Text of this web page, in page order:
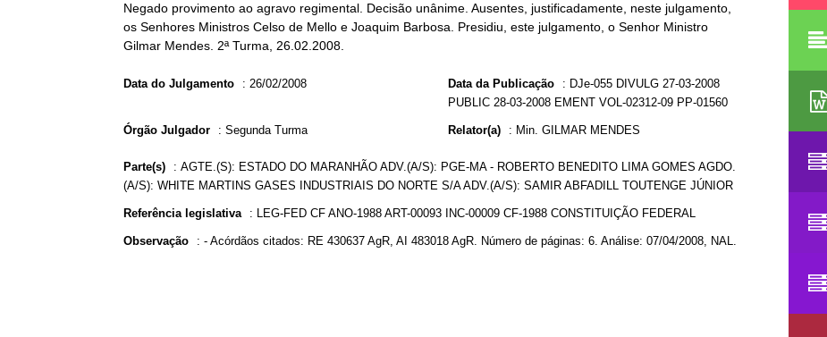
Negado provimento ao agravo regimental. Decisão unânime. Ausentes, justificadamente, neste julgamento,
os Senhores Ministros Celso de Mello e Joaquim Barbosa. Presidiu, este julgamento, o Senhor Ministro
Gilmar Mendes. 2ª Turma, 26.02.2008.
Data do Julgamento : 26/02/2008 Data da Publicação : DJe-055 DIVULG 27-03-2008
PUBLIC 28-03-2008 EMENT VOL-02312-09 PP-01560
Órgão Julgador : Segunda Turma Relator(a) : Min. GILMAR MENDES
Parte(s) : AGTE.(S): ESTADO DO MARANHÃO ADV.(A/S): PGE-MA - ROBERTO BENEDITO LIMA GOMES AGDO.
(A/S): WHITE MARTINS GASES INDUSTRIAIS DO NORTE S/A ADV.(A/S): SAMIR ABFADILL TOUTENGE JÚNIOR
Referência legislativa : LEG-FED CF ANO-1988 ART-00093 INC-00009 CF-1988 CONSTITUIÇÃO FEDERAL
Observação : - Acórdãos citados: RE 430637 AgR, AI 483018 AgR. Número de páginas: 6. Análise: 07/04/2008, NAL.